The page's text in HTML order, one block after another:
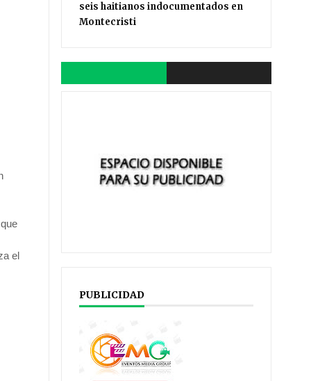
el
seis haitianos indocumentados en
Montecristi
PUBLICIDAD